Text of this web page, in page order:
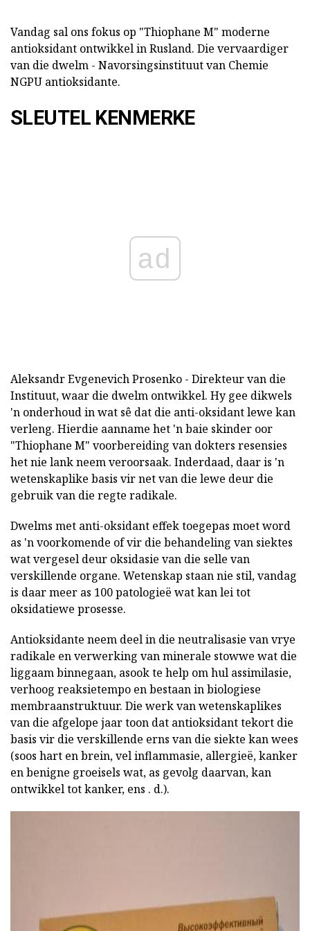
Vandag sal ons fokus op "Thiophane M" moderne
antioksidant ontwikkel in Rusland. Die vervaardiger
van die dwelm - Navorsingsinstituut van Chemie
NGPU antioksidante.
SLEUTEL KENMERKE
ad
Aleksandr Evgenevich Prosenko - Direkteur van die
Instituut, waar die dwelm ontwikkel. Hy gee dikwels
'n onderhoud in wat sê dat die anti-oksidant lewe kan
verleng. Hierdie aanname het 'n baie skinder oor
"Thiophane M" voorbereiding van dokters resensies
het nie lank neem veroorsaak. Inderdaad, daar is 'n
wetenskaplike basis vir net van die lewe deur die
gebruik van die regte radikale.
Dwelms met anti-oksidant effek toegepas moet word
as 'n voorkomende of vir die behandeling van siektes
wat vergesel deur oksidasie van die selle van
verskillende organe. Wetenskap staan nie stil, vandag
is daar meer as 100 patologieë wat kan lei tot
oksidatiewe prosesse.
Antioksidante neem deel in die neutralisasie van vrye
radikale en verwerking van minerale stowwe wat die
liggaam binnegaan, asook te help om hul assimilasie,
verhoog reaksietempo en bestaan in biologiese
membraanstruktuur. Die werk van wetenskaplikes
van die afgelope jaar toon dat antioksidant tekort die
basis vir die verskillende erns van die siekte kan wees
(soos hart en brein, vel inflammasie, allergieë, kanker
en benigne groeisels wat, as gevolg daarvan, kan
ontwikkel tot kanker, ens . d.).